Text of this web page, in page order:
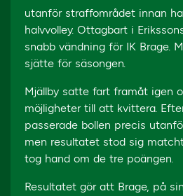
utanför straffområdet innan
halvvolley. Ottagbart i
snabb vändning för IK Brage.
sjätte för säsongen.
Mjällby satte fart framåt igen
möjligheter till att kvittera.
passerade bollen precis
men resultatet stod sig
tog hand om de tre poängen.
Resultatet gör att Brage, på